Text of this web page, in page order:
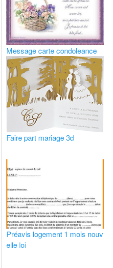
Message carte condoleance
Faire part mariage 3d
Préavis logement 1 mois nouv
elle loi